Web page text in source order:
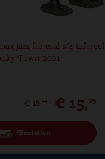
jazz funeral s/4 tafereel
Town 2021
€ 16,99 € 15,29
Bestellen